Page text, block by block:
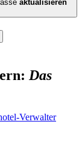
aktualisieren
Das
Verwalter